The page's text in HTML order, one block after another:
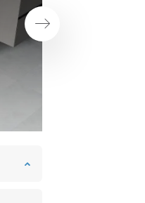
Volgende